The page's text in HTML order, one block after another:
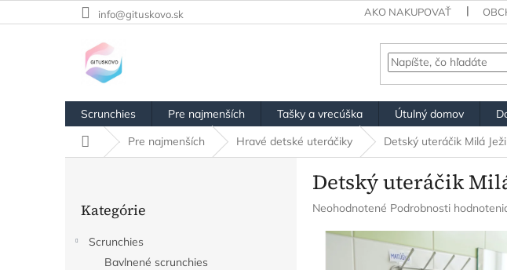
na
info@gituskovo.sk AKO NAKUPOVAŤ
Scrunchies Pre najmenších Tašky a vrecúška Útulný domov
DomovPre najmenších Hravé detské uteráčiky Detský uteráčik Milá
kategórie
Kategórie
Scrunchies
Bavlnené scrunchies
Detský uteráčik
Priemerné
produktu
Neohodnotené Podrobnosti